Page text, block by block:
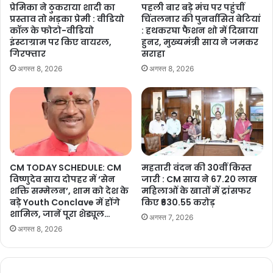
प्रेमिका ने ठुकराया शादी का
प्रस्ताव तो भड़का प्रेमी : वीडियो
कॉल के फोटो-वीडियो
इंस्टाग्राम पर किए वायरल,
गिरफ्तार
अगस्त 8, 2026
पहली बार बड़े मंच पर पहुंचीं
चिंतलनार की पुनर्वासित बेटियां
: हथकरघा फैशन शो में दिखाया
हुनर, मुख्यमंत्री साय ने जमकर
सराहा
अगस्त 8, 2026
CM TODAY SCHEDULE: CM
विष्णुदेव साय दोपहर में ‘सेन
शक्ति सम्मेलन’, शाम को देश के
बड़े Youth Conclave में होंगे
शामिल, जानें पूरा शेड्यूल…
अगस्त 8, 2026
महतारी वंदन की 30वीं किस्त
जारी : CM साय ने 67.20 लाख
महिलाओं के खातों में ट्रांसफर
किए ₹630.55 करोड़
अगस्त 7, 2026